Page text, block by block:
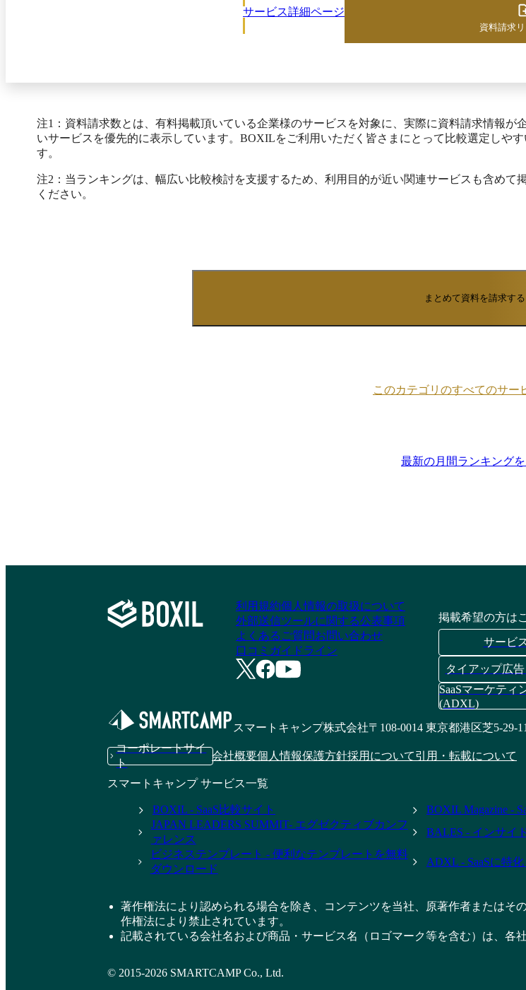
サービス詳細ページ
資料請求
注1：資料請求数とは、有料掲載頂いている企業様のサービスを対象に、実際に資料請求情報
いサービスを優先的に表示しています。BOXILをご利用いただく皆さまにとって比較選定しや
す。
注2：当ランキングは、幅広い比較検討を支援するため、利用目的が近い関連サービスも含め
ください。
まとめて資料を請求する
このカテゴリのすべてのサー
最新の月間ランキング
利用規約個人情報の取扱について
外部送信ツールに関する公表事項
よくあるご質問お問い合わせ
口コミガイドライン
掲載希望の方は
サービ
タイアップ広
SaaSマーケティ
(ADXL)
スマートキャンプ株式会社〒108-0014 東京都港区芝5-29-
コーポレートサイ
ト
会社概要個人情報保護方針採用について引用・転載について
スマートキャンプ サービス一覧
BOXIL - SaaS比較サイト BOXIL Magazine -
JAPAN LEADERS SUMMIT- エグゼクティブカンフ
ァレンス
BALES - インサイ
ビジネステンプレート - 便利なテンプレートを無料
ダウンロード
ADXL - SaaSに特
著作権法により認められる場合を除き、コンテンツを当社、原著作者または
作権法により禁止されています。
記載されている会社名および商品・サービス名（ロゴマーク等を含む）は、各
© 2015-2026 SMARTCAMP Co., Ltd.